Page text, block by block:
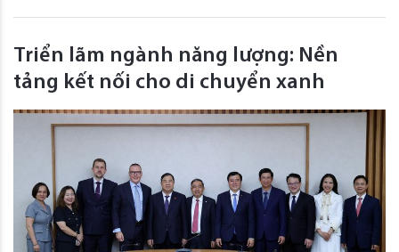
Triển lãm ngành năng lượng: Nền
tảng kết nối cho di chuyển xanh